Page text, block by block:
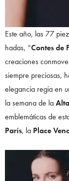
Este año, las 77
hadas, “Contes de
creaciones
siempre preciosas,
elegancia regia en
la semana de la
emblemáticas de
París, la Place